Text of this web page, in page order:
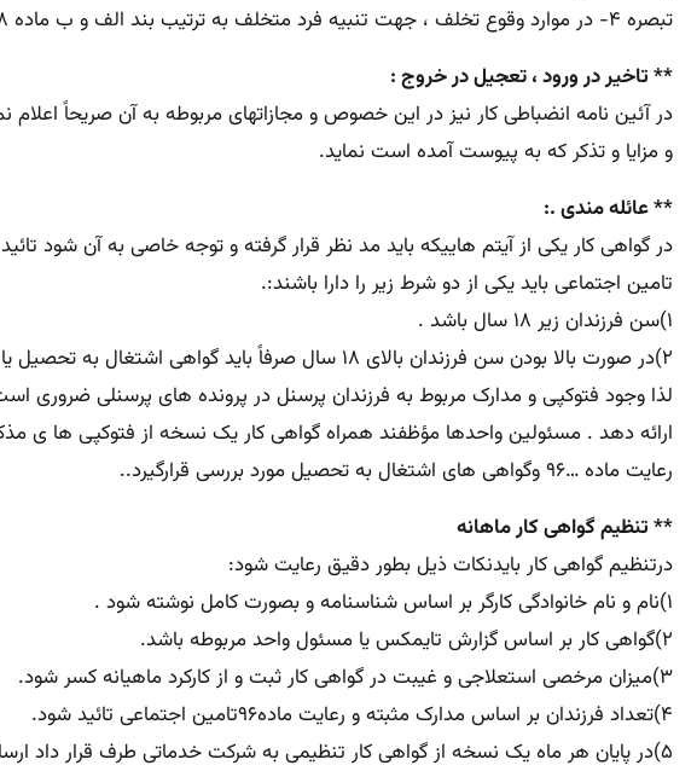
تبصره ۴- در موارد وقوع تخلف ، جهت تنبیه فرد متخلف به ترتیب بند الف و ب ماده ۸ آئین نامه اقدام خواهد شد.
** تاخیر در ورود ، تعجیل در خروج :
در آئین نامه انضباطی کار نیز در این خصوص و مجازاتهای مربوطه به آن صریحاً
و مزایا و تذکر که به پیوست آمده است نماید.
** عائله مندی .:
تامین اجتماعی باید یکی از دو شرط زیر را دارا باشند:.
۱)سن فرزندان زیر ۱۸ سال باشد .
۲)در صورت بالا بودن سن فرزندان بالای ۱۸ سال صرفاً باید گواهی اشتغال به تحصیل یا از کار افتادگی که به تائید کمیسیون پزشکی تامین اجتماعی رسیده است را ارائه دهند.
لذا وجود فتوکپی و مدارک مربوط به فرزندان پرسنل در پرونده های پرسنلی
ارائه دهد . مسئولین واحدها مؤظفند همراه گواهی کار یک نسخه از فتوکپی ها ی
رعایت ماده …۹۶ وگواهی های اشتغال به تحصیل مورد بررسی قرارگیرد..
** تنظیم گواهی کار ماهانه
درتنظیم گواهی کار بایدنکات ذیل بطور دقیق رعایت شود:
۱)نام و نام خانوادگی کارگر بر اساس شناسنامه و بصورت کامل نوشته شود .
۲)گواهی کار بر اساس گزارش تایمکس یا مسئول واحد مربوطه باشد.
۳)میزان مرخصی استعلاجی و غیبت در گواهی کار ثبت و از کارکرد ماهیانه کسر شود.
۴)تعداد فرزندان بر اساس مدارک مثبته و رعایت ماده۹۶تامین اجتماعی تائید شود.
۵)در پایان هر ماه یک نسخه از گواهی کار تنظیمی به شرکت خدماتی طرف قرار داد ارسال شود.